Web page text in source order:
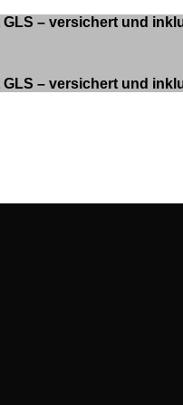
– versichert und
– versichert und